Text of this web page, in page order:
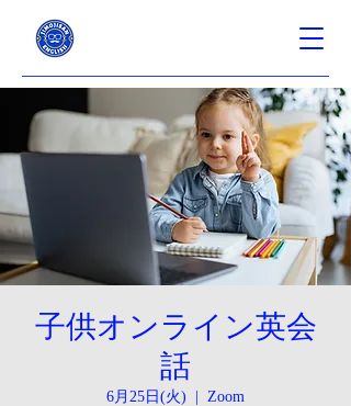
子供オンライン英会
話
6月25日(火) Zoom